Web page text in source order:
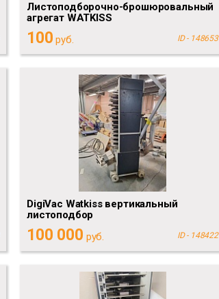
Листоподборочно-брошюровальный
агрегат WATKISS
100 руб. ID - 148653
DigiVac Watkiss вертикальный
листоподбор
100 000 руб. ID - 148422